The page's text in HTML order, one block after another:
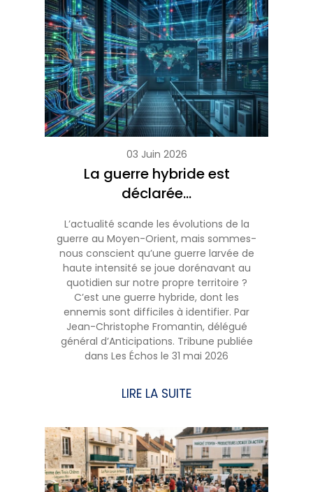
03 Juin 2026
La guerre hybride est
déclarée…
L’actualité scande les évolutions de la
guerre au Moyen-Orient, mais sommes-
nous conscient qu’une guerre larvée de
haute intensité se joue dorénavant au
quotidien sur notre propre territoire ?
C’est une guerre hybride, dont les
ennemis sont difficiles à identifier. Par
Jean-Christophe Fromantin, délégué
général d’Anticipations. Tribune publiée
dans Les Échos le 31 mai 2026
LIRE LA SUITE